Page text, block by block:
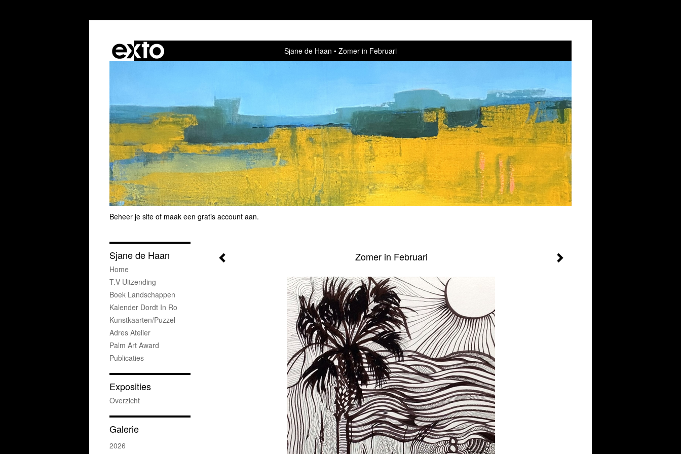
Sjane de Haan Zomer in Februari
Beheer je site of maak een gratis account aan.
Zomer in Februari
Sjane de Haan
Home
T.v Uitzending
Boek Landschappen
Kalender Dordt In Ro
Kunstkaarten/puzzel
Adres Atelier
Palm Art Award
Publicaties
Exposities
Overzicht
Galerie
2026